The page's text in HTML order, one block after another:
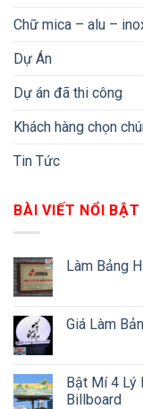
Chữ mica – alu –
Dự Án
Dự án đã thi công
Khách hàng chọn
Tin Tức
BÀI VIẾT NỔI BẬT
Làm Bảng
Giá Làm
Bật Mí 4 Lý
Billboard